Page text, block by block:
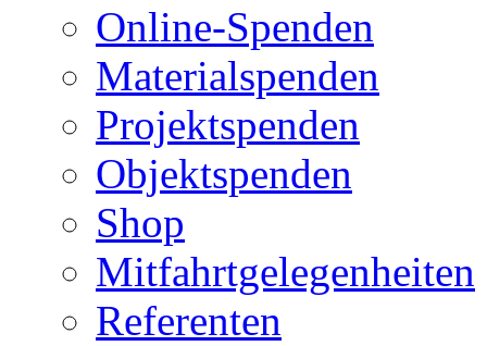
Online-Spenden
Materialspenden
Projektspenden
Objektspenden
Shop
Mitfahrtgelegenheiten
Referenten